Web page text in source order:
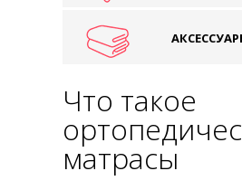
Что такое
матрасы